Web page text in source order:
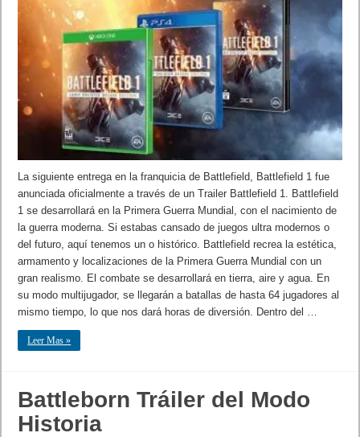
La siguiente entrega en la franquicia de Battlefield, Battlefield 1 fue
anunciada oficialmente a través de un Trailer Battlefield 1. Battlefield
1 se desarrollará en la Primera Guerra Mundial, con el nacimiento de
la guerra moderna. Si estabas cansado de juegos ultra modernos o
del futuro, aquí tenemos un o histórico. Battlefield recrea la estética,
armamento y localizaciones de la Primera Guerra Mundial con un
gran realismo. El combate se desarrollará en tierra, aire y agua. En
su modo multijugador, se llegarán a batallas de hasta 64 jugadores al
mismo tiempo, lo que nos dará horas de diversión. Dentro del …
Leer Mas »
Battleborn Tráiler del Modo
Historia